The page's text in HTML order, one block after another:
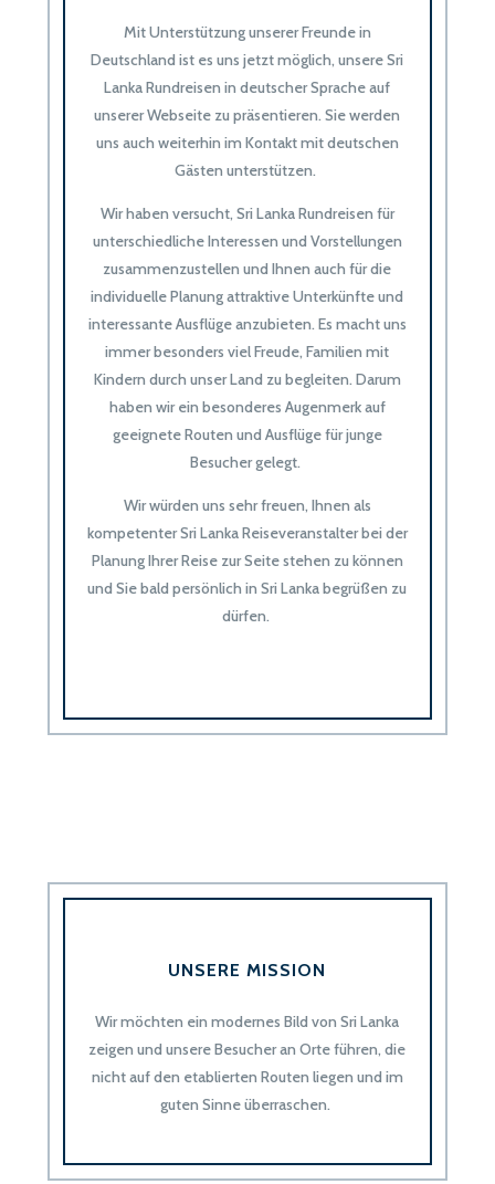
Mit Unterstützung unserer Freunde in
Deutschland ist es uns jetzt möglich, unsere Sri
Lanka Rundreisen in deutscher Sprache auf
unserer Webseite zu präsentieren. Sie werden
uns auch weiterhin im Kontakt mit deutschen
Gästen unterstützen.
Wir haben versucht, Sri Lanka Rundreisen für
unterschiedliche Interessen und Vorstellungen
zusammenzustellen und Ihnen auch für die
individuelle Planung attraktive Unterkünfte und
interessante Ausflüge anzubieten. Es macht uns
immer besonders viel Freude, Familien mit
Kindern durch unser Land zu begleiten. Darum
haben wir ein besonderes Augenmerk auf
geeignete Routen und Ausflüge für junge
Besucher gelegt.
Wir würden uns sehr freuen, Ihnen als
kompetenterSri Lanka Reiseveranstalterbei der
Planung Ihrer Reise zur Seite stehen zu können
und Sie bald persönlich in Sri Lanka begrüßen zu
dürfen.
UNSERE MISSION
Wir möchten ein modernes Bild von Sri Lanka
zeigenund unsere Besucher an Orte führen, die
nicht auf den etablierten Routen liegen und im
guten Sinne überraschen.